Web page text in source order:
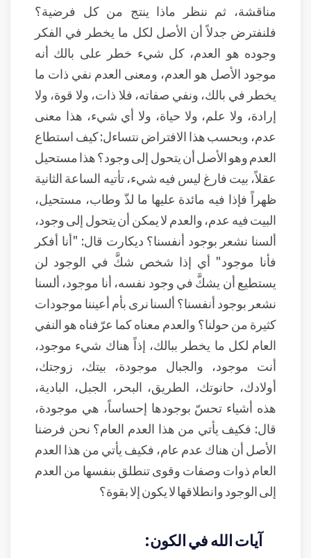
مناقشة، ثم ننظر ماذا ينتج من كل فرضية؟
فلنفترض جدلاً أن الأصل لكل ما يخطر في الفكر
وجوده هو العدم، كل شيء خطر على بالك أنه
موجود الأصل هو العدم، ومعنى العدم نفي ذات ما
يخطر في بالك، ونفي صفاته، فلا ذات، ولا قوة، ولا
إرادة، ولا علم، ولا حياة، ولا أي شيء، هذا معنى
عدم، وبحسب هذا الافتراض نتساءل: كيف استطاع
العدم وهو الأصل أن يتحول إلى وجود؟ هذا مستحيل
عقلاً، بيت فارغ ليس فيه شيء، تأتيه الساعة الثانية
ظهراً فإذا فيه مائدة عليها ما لذّ وطاب، مستحيل،
البيت فيه عدم، والعدم لا يمكن أن يتحول إلى وجود،
ألسنا نشعر بوجود أنفسنا؟ ديكارت قال: "أنا أفكر
فأنا موجود" أي إذا شخص شكَّ في الوجود لن
يستطيع أن يشكَّ في وجود نفسه، أنا موجود، ألسنا
نشعر بوجود أنفسنا؟ ألسنا نرى بأم أعيننا موجودات
كثيرة من حولنا؟ والعدم معناه كما عرّفناه هو النفي
العام لكل ما يخطر ببالك، إذاً هناك شيء موجود،
أنت موجود، والجبال موجودة، بيتك، زوجتك،
أولادك، حانوتك، الطريق، البحر، الجبل، البادية،
هذه أشياء تحسّ بوجودها إحساساً، هي موجودة،
قال: فكيف يأتي من هذا العدم العام؟ نحن فرضنا
الأصل أن هناك عدم عام، فكيف يأتي من هذا العدم
العام ذوات وصفات وقوى تنطلق بنفسها من العدم
إلى الوجود وانطلاقها لا يكون إلا بقوة؟
آيات الله في الكون: